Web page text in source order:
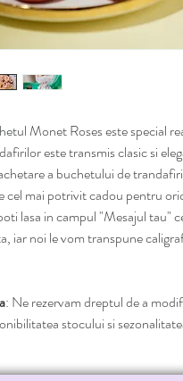
Monet Roses este special
este transmis clasic si
a buchetului de
cel mai potrivit cadou pentru
lasa in campul "Mesajul tau"
iar noi le vom transpune
: Ne rezervam dreptul de a
stocului si